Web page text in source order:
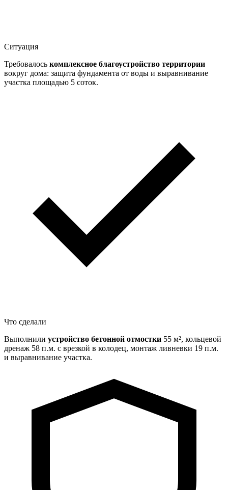
Ситуация
Требовалось комплексное благоустройство территории
вокруг дома: защита фундамента от воды и выравнивание
участка площадью 5 соток.
Что сделали
Выполнили устройство бетонной отмостки 55 м², кольцевой
дренаж 58 п.м. с врезкой в колодец, монтаж ливневки 19 п.м.
и выравнивание участка.